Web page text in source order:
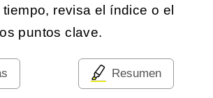
revisa el índice o el
puntos clave.
Resumen